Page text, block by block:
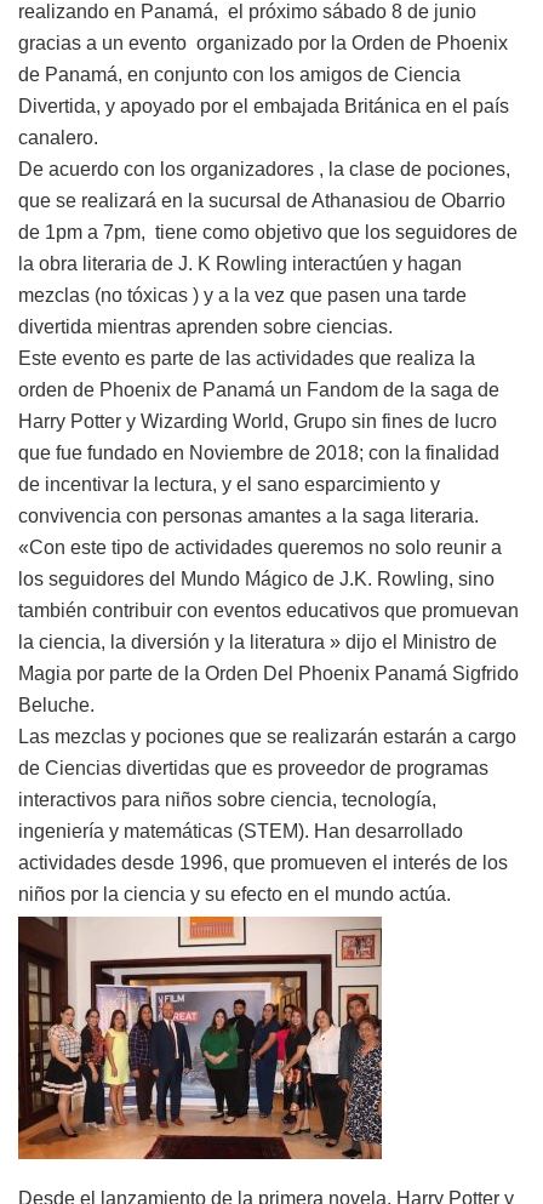
realizando en Panamá, el próximo sábado 8 de junio
gracias a un evento organizado por la Orden de Phoenix
de Panamá, en conjunto con los amigos de Ciencia
Divertida, y apoyado por el embajada Británica en el país
canalero.
De acuerdo con los organizadores , la clase de pociones,
que se realizará en la sucursal de Athanasiou de Obarrio
de 1pm a 7pm, tiene como objetivo que los seguidores de
la obra literaria de J. K Rowling interactúen y hagan
mezclas (no tóxicas ) y a la vez que pasen una tarde
divertida mientras aprenden sobre ciencias.
Este evento es parte de las actividades que realiza la
orden de Phoenix de Panamá un Fandom de la saga de
Harry Potter y Wizarding World, Grupo sin fines de lucro
que fue fundado en Noviembre de 2018; con la finalidad
de incentivar la lectura, y el sano esparcimiento y
convivencia con personas amantes a la saga literaria.
«Con este tipo de actividades queremos no solo reunir a
los seguidores del Mundo Mágico de J.K. Rowling, sino
también contribuir con eventos educativos que promuevan
la ciencia, la diversión y la literatura » dijo el Ministro de
Magia por parte de la Orden Del Phoenix Panamá Sigfrido
Beluche.
Las mezclas y pociones que se realizarán estarán a cargo
de Ciencias divertidas que es proveedor de programas
interactivos para niños sobre ciencia, tecnología,
ingeniería y matemáticas (STEM). Han desarrollado
actividades desde 1996, que promueven el interés de los
niños por la ciencia y su efecto en el mundo actúa.
Desde el lanzamiento de la primera novela, Harry Potter y